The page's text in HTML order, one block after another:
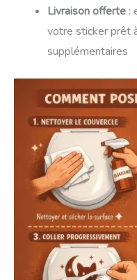
Livraison offerte :
votre sticker prêt
supplémentaires